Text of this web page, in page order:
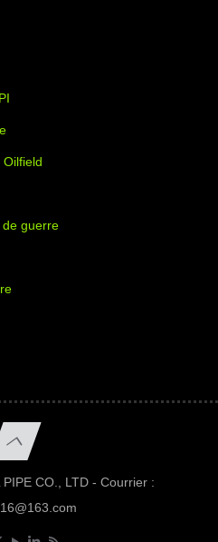
de guerre
PIPE CO., LTD - Courrier :